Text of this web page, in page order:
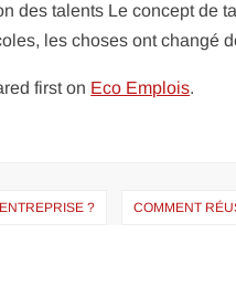
des talents Le concept de
les choses ont changé
first on Eco Emplois.
? COMMENT